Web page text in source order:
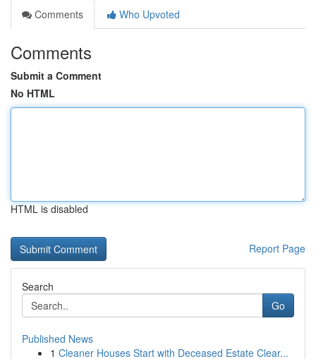
Comments
Who Upvoted
Comments
Submit a Comment
No HTML
HTML is disabled
Report Page
Search
Go
Published News
1 Cleaner Houses Start with Deceased Estate Clear...